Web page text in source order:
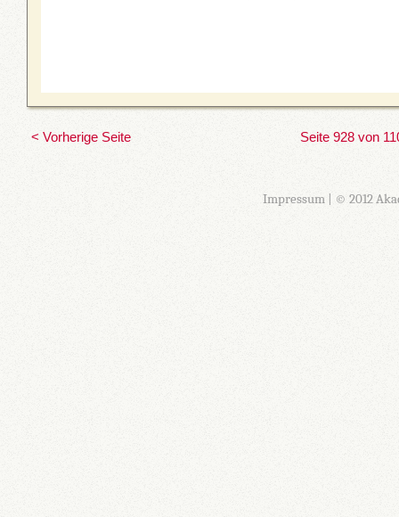
< Vorherige Seite Seite 928 von
Impressum| © 2012